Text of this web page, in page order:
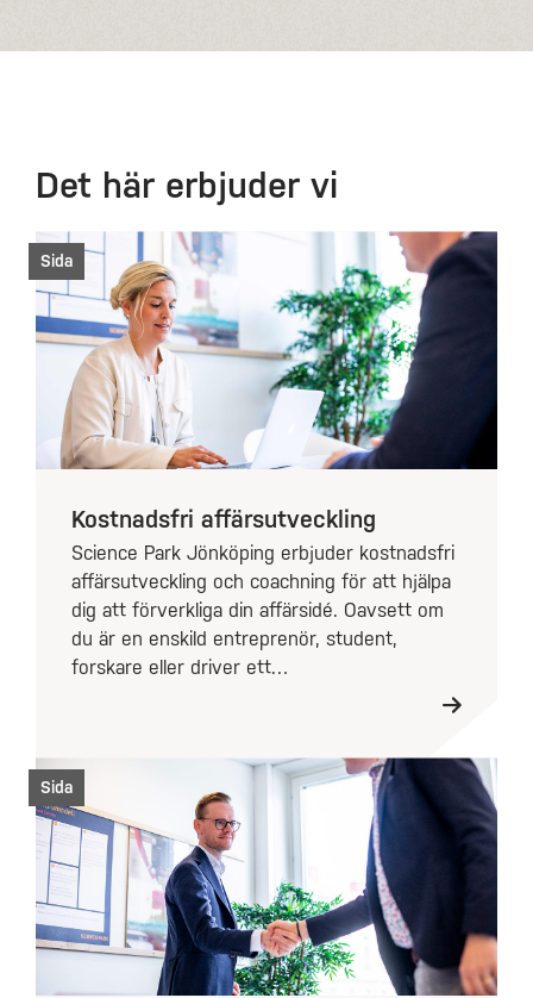
Det här erbjuder vi
Sida
Kostnadsfri affärsutveckling
Science Park Jönköping erbjuder kostnadsfri
affärsutveckling och coachning för att hjälpa
dig att förverkliga din affärsidé. Oavsett om
du är en enskild entreprenör, student,
forskare eller driver ett…
Sida